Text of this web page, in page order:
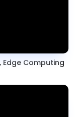
Edge Computing